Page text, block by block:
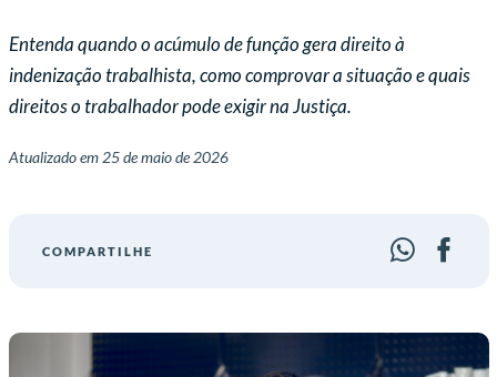
Entenda quando o acúmulo de função gera direito à
indenização trabalhista, como comprovar a situação e quais
direitos o trabalhador pode exigir na Justiça.
Atualizado em 25 de maio de 2026
COMPARTILHE